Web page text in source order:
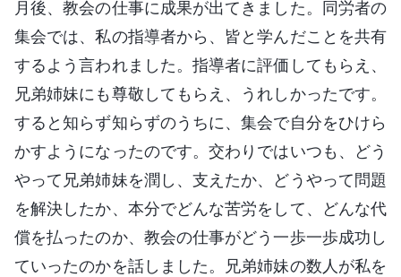
月後、教会の仕事に成果が出てきました。同労者の
集会では、私の指導者から、皆と学んだことを共有
するよう言われました。指導者に評価してもらえ、
兄弟姉妹にも尊敬してもらえ、うれしかったです。
すると知らず知らずのうちに、集会で自分をひけら
かすようになったのです。交わりではいつも、どう
やって兄弟姉妹を潤し、支えたか、どうやって問題
を解決したか、本分でどんな苦労をして、どんな代
償を払ったのか、教会の仕事がどう一歩一歩成功し
ていったのかを話しました。兄弟姉妹の数人が私を